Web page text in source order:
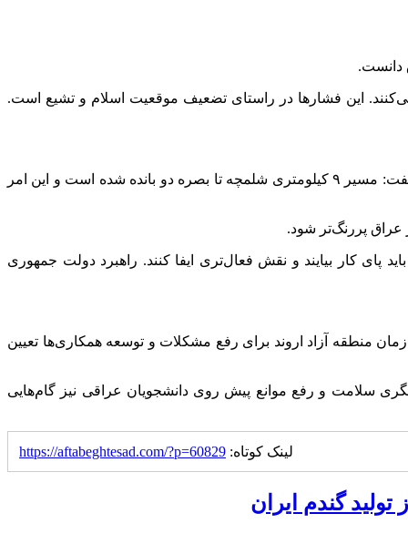
دانست.
این فشارها در راستای تضعیف موقعیت اسلام و تشیع است.
، سرکنسول جمهوری اسلامی ایران در بصره، با اشاره به زیرساخت‌های در حال توسعه در مرز شلمچه، گفت: مسیر ۹ کیلومتری شلمچه تا بصره دو بانده شده است و این امر
عراق پررنگ‌تر شود.
کار بیایند و نقش فعال‌تری ایفا کنند. راهبرد دولت جمهوری
منطقه آزاد اروند برای رفع مشکلات و توسعه همکاری‌ها تعیین
سلامت و رفع موانع پیش روی دانشجویان عراقی نیز گام‌هایی
لینک کوتاه: https://aftabeghtesad.com/?p=60829
گندم ایران